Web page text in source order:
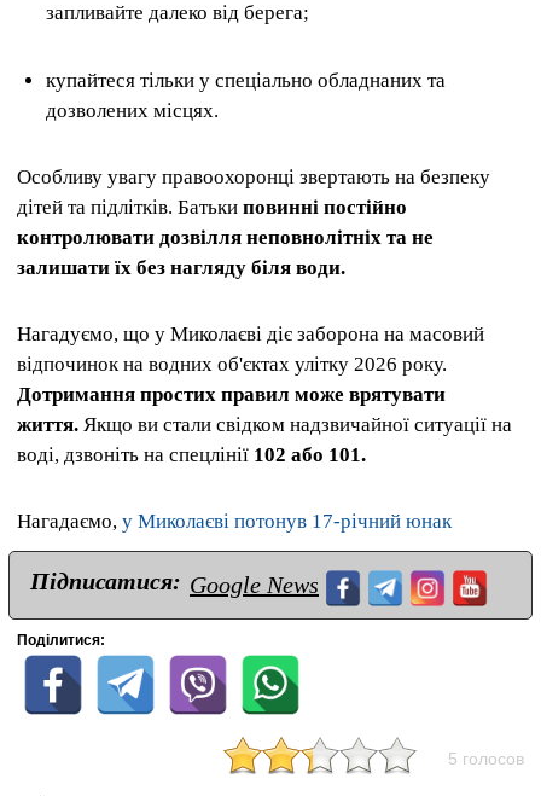
запливайте далеко від берега;
купайтеся тільки у спеціально обладнаних та
дозволених місцях.
Особливу увагу правоохоронці звертають на безпеку
дітей та підлітків. Батьки повинні постійно
контролювати дозвілля неповнолітніх та не
залишати їх без нагляду біля води.
Нагадуємо, що у Миколаєві діє заборона на масовий
відпочинок на водних об'єктах улітку 2026 року.
Дотримання простих правил може врятувати
життя. Якщо ви стали свідком надзвичайної ситуації на
воді, дзвоніть на спецлінії 102 або 101.
Нагадаємо, у Миколаєві потонув 17-річний юнак
Підписатися: Google News
Поділитися:
5 голосов